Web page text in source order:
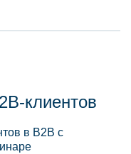
клиентов
в B2B с